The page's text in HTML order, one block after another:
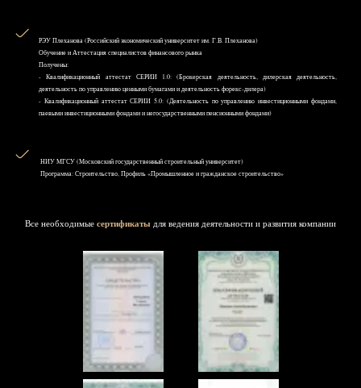
РЭУ Плеханова (Российский экономический университет им. Г.В. Плеханова)
Обучение и Аттестация специалистов финансового рынка
Получены:
- Квалификационный аттестат СЕРИИ 1.0: (Брокерская деятельность, дилерская деятельность,
деятельность по управлению ценными бумагами и деятельность форекс-дилера)
- Квалификационный аттестат СЕРИИ 5.0: (Деятельность по управлению инвестиционными фондами,
паевыми инвестиционными фондами и негосударственными пенсионными фондами)
НИУ MГСУ (Московский государственный строительный университет)
Программа: Строительство, Профиль «Промышленное и гражданское строительство»
Все необходимые сертификаты для ведения деятельности и развития компании